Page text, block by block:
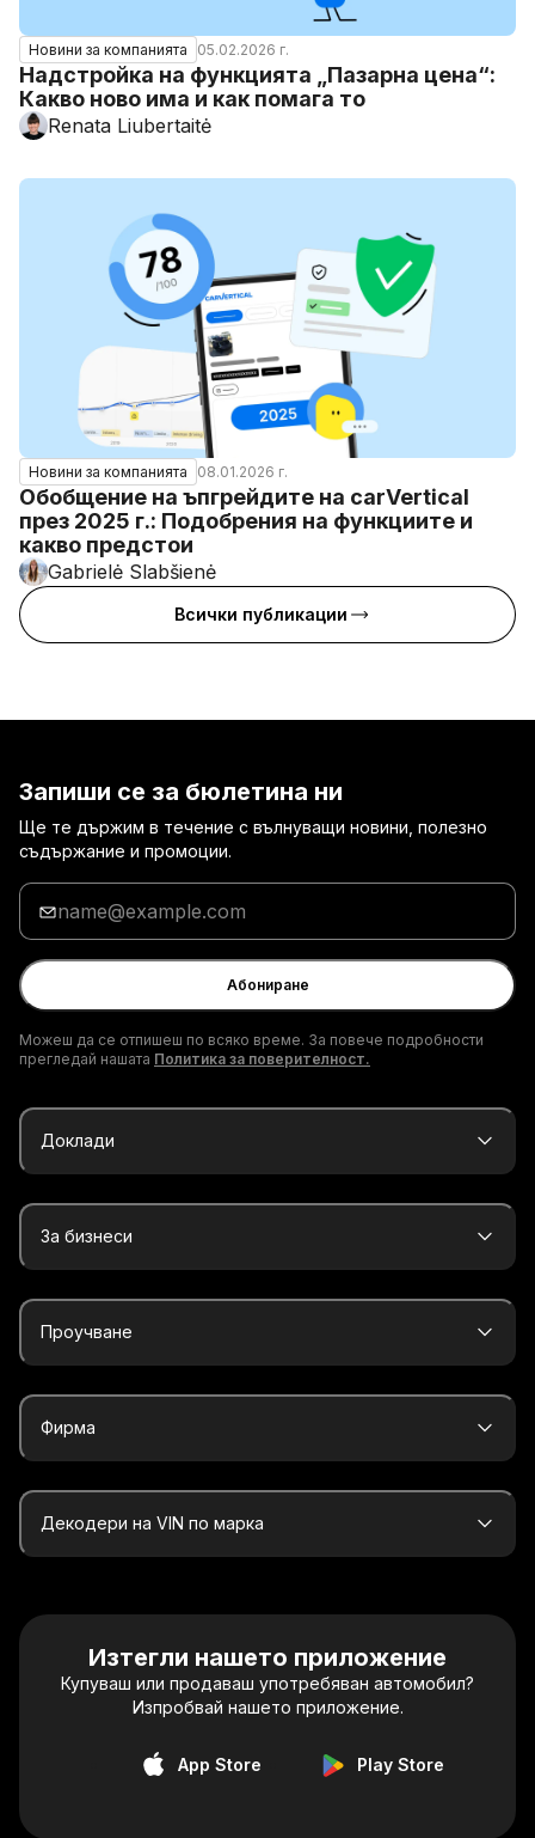
Новини за компанията 05.02.2026 г.
Надстройка на функцията „Пазарна цена“:
Какво ново има и как помага то
Renata Liubertaitė
Новини за компанията 08.01.2026 г.
Обобщение на ъпгрейдите на carVertical
през 2025 г.: Подобрения на функциите и
какво предстои
Gabrielė Slabšienė
Всички публикации
Запиши се за бюлетина ни
Ще те държим в течение с вълнуващи новини, полезно
съдържание и промоции.
Въведи
твоя
имейл
адрес
Абониране
Можеш да се отпишеш по всяко време. За повече подробности
прегледай нашата Политика за поверителност.
Доклади
За бизнеси
Проучване
Фирма
Декодери на VIN по марка
Изтегли нашето приложение
Купуваш или продаваш употребяван автомобил?
Изпробвай нашето приложение.
App Store Play Store